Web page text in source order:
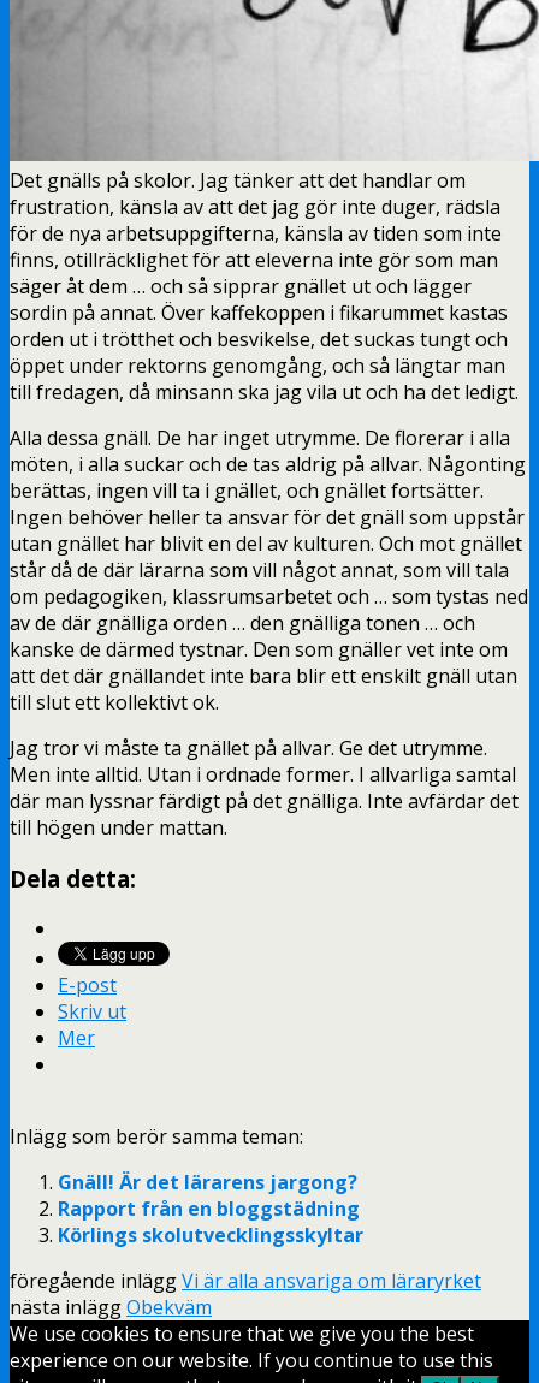
Det gnälls på skolor. Jag tänker att det handlar om
frustration, känsla av att det jag gör inte duger, rädsla
för de nya arbetsuppgifterna, känsla av tiden som inte
finns, otillräcklighet för att eleverna inte gör som man
säger åt dem … och så sipprar gnället ut och lägger
sordin på annat. Över kaffekoppen i fikarummet kastas
orden ut i trötthet och besvikelse, det suckas tungt och
öppet under rektorns genomgång, och så längtar man
till fredagen, då minsann ska jag vila ut och ha det ledigt.
Alla dessa gnäll. De har inget utrymme. De florerar i alla
möten, i alla suckar och de tas aldrig på allvar. Någonting
berättas, ingen vill ta i gnället, och gnället fortsätter.
Ingen behöver heller ta ansvar för det gnäll som uppstår
utan gnället har blivit en del av kulturen. Och mot gnället
står då de där lärarna som vill något annat, som vill tala
om pedagogiken, klassrumsarbetet och … som tystas ned
av de där gnälliga orden … den gnälliga tonen … och
kanske de därmed tystnar. Den som gnäller vet inte om
att det där gnällandet inte bara blir ett enskilt gnäll utan
till slut ett kollektivt ok.
Jag tror vi måste ta gnället på allvar. Ge det utrymme.
Men inte alltid. Utan i ordnade former. I allvarliga samtal
där man lyssnar färdigt på det gnälliga. Inte avfärdar det
till högen under mattan.
Dela detta:
E-post
Skriv ut
Mer
Inlägg som berör samma teman:
Gnäll! Är det lärarens jargong?
Rapport från en bloggstädning
Körlings skolutvecklingsskyltar
föregående inläggVi är alla ansvariga om läraryrket
nästa inläggObekväm
We use cookies to ensure that we give you the best
experience on our website. If you continue to use this